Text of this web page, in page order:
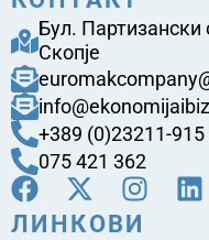
Бул.
Скопје
+389 (0)23211-915
075 421 362
ЛИНКОВИ